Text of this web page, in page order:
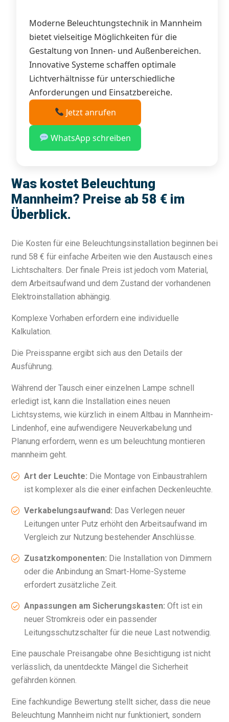
Moderne Beleuchtungstechnik in Mannheim
bietet vielseitige Möglichkeiten für die
Gestaltung von Innen- und Außenbereichen.
Innovative Systeme schaffen optimale
Lichtverhältnisse für unterschiedliche
Anforderungen und Einsatzbereiche.
Jetzt anrufen
WhatsApp schreiben
Was kostet Beleuchtung
Mannheim? Preise ab 58 € im
Überblick.
Die Kosten für eine Beleuchtungsinstallation beginnen bei
rund 58 € für einfache Arbeiten wie den Austausch eines
Lichtschalters. Der finale Preis ist jedoch vom Material,
dem Arbeitsaufwand und dem Zustand der vorhandenen
Elektroinstallation abhängig.
Komplexe Vorhaben erfordern eine individuelle
Kalkulation.
Die Preisspanne ergibt sich aus den Details der
Ausführung.
Während der Tausch einer einzelnen Lampe schnell
erledigt ist, kann die Installation eines neuen
Lichtsystems, wie kürzlich in einem Altbau in Mannheim-
Lindenhof, eine aufwendigere Neuverkabelung und
Planung erfordern, wenn es um beleuchtung montieren
mannheim geht.
Art der Leuchte: Die Montage von Einbaustrahlern
ist komplexer als die einer einfachen Deckenleuchte.
Verkabelungsaufwand: Das Verlegen neuer
Leitungen unter Putz erhöht den Arbeitsaufwand im
Vergleich zur Nutzung bestehender Anschlüsse.
Zusatzkomponenten: Die Installation von Dimmern
oder die Anbindung an Smart-Home-Systeme
erfordert zusätzliche Zeit.
Anpassungen am Sicherungskasten: Oft ist ein
neuer Stromkreis oder ein passender
Leitungsschutzschalter für die neue Last notwendig.
Eine pauschale Preisangabe ohne Besichtigung ist nicht
verlässlich, da unentdeckte Mängel die Sicherheit
gefährden können.
Eine fachkundige Bewertung stellt sicher, dass die neue
Beleuchtung Mannheim nicht nur funktioniert, sondern